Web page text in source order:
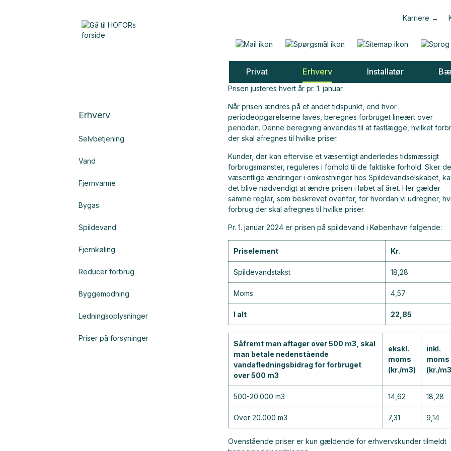
Karriere
Privat Erhverv Installatør
Prisen justeres hvert år pr. 1. januar.
Når prisen ændres på et andet tidspunkt, end hvor
periodeopgørelserne laves, beregnes forbruget lineært over
perioden. Denne beregning anvendes til at fastlægge, hvilket
der skal afregnes til hvilke priser.
Kunder, der kan eftervise et væsentligt anderledes tidsmæssigt
forbrugsmønster, reguleres i forhold til de faktiske forhold. Sker
væsentlige ændringer i omkostninger hos Spildevandselskabet,
det blive nødvendigt at ændre prisen i løbet af året. Her gælder
samme regler, som beskrevet ovenfor, for hvordan vi udregner,
forbrug der skal afregnes til hvilke priser.
Pr. 1. januar 2024 er prisen på spildevand i København følgende:
Priselement Kr.
Spildevandstakst 18,28
Moms 4,57
I alt 22,85
Såfremt man aftager over 500 m3, skal
man betale nedenstående
vandafledningsbidrag for forbruget
over 500 m3
ekskl.
moms
(kr./m3)
inkl.
moms
(kr./
500-20.000 m3 14,62 18,28
Over 20.000 m3 7,31 9,14
Ovenstående priser er kun gældende for erhvervskunder tilmeldt
Erhverv
Selvbetjening
Vand
Fjernvarme
Bygas
Spildevand
Fjernkøling
Reducer forbrug
Byggemodning
Ledningsoplysninger
Priser på forsyninger